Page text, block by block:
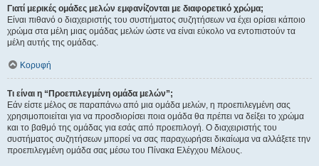
Γιατί μερικές ομάδες μελών εμφανίζονται με διαφορετικό χρώμα;
Είναι πιθανό ο διαχειριστής του συστήματος συζητήσεων να έχει ορίσει κάποιο
χρώμα στα μέλη μιας ομάδας μελών ώστε να είναι εύκολο να εντοπιστούν τα
μέλη αυτής της ομάδας.
Κορυφή
Τι είναι η “Προεπιλεγμένη ομάδα μελών”;
Εάν είστε μέλος σε παραπάνω από μια ομάδα μελών, η προεπιλεγμένη σας
χρησιμοποιείται για να προσδιορίσει ποια ομάδα θα πρέπει να δείξει το χρώμα
και το βαθμό της ομάδας για εσάς από προεπιλογή. Ο διαχειριστής του
συστήματος συζητήσεων μπορεί να σας παραχωρήσει δικαίωμα να αλλάξετε την
προεπιλεγμένη ομάδα σας μέσω του Πίνακα Ελέγχου Μέλους.